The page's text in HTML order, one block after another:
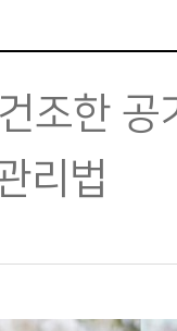
조한 공
리법